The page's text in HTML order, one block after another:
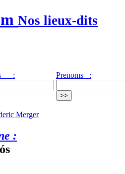
Nos lieux-dits
: Prenoms :
Merger
: